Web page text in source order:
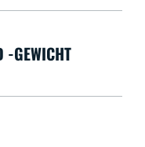
-GEWICHT